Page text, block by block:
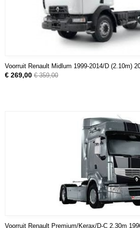
Voorruit Renault Midlum 1999-2014/D (2.10m)
€ 269,00 € 359,00
Voorruit Renault Premium/Kerax/D-C 2.30m